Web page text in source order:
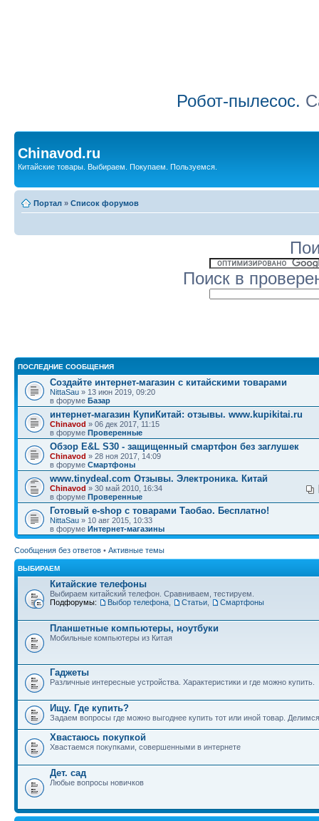
Робот-пылесос.
Chinavod.ru
Китайские товары. Выбираем. Покупаем. Пользуемся.
Портал » Список форумов
Поиск в
ПОСЛЕДНИЕ СООБЩЕНИЯ
Создайте интернет-магазин с китайскими товарами
NittaSau » 13 июн 2019, 09:20
в форуме Базар
интернет-магазин КупиКитай: отзывы. www.kupikitai.ru
Chinavod » 06 дек 2017, 11:15
в форуме Проверенные
Обзор E&L S30 - защищенный смартфон без заглушек
Chinavod » 28 ноя 2017, 14:09
в форуме Смартфоны
www.tinydeal.com Отзывы. Электроника. Китай
Chinavod » 30 май 2010, 16:34
в форуме Проверенные
Готовый e-shop с товарами Таобао. Бесплатно!
NittaSau » 10 авг 2015, 10:33
в форуме Интернет-магазины
Сообщения без ответов • Активные темы
ВЫБИРАЕМ
Китайские телефоны
Выбираем китайский телефон. Сравниваем, тестируем.
Подфорумы:
Выбор телефона Статьи Смартфоны
Планшетные компьютеры, ноутбуки
Мобильные компьютеры из Китая
Гаджеты
Различные интересные устройства. Характеристики и где можно купить.
Ищу. Где купить?
Задаем вопросы где можно выгоднее купить тот или иной товар.
Хвастаюсь покупкой
Хвастаемся покупками, совершенными в интернете
Дет. сад
Любые вопросы новичков